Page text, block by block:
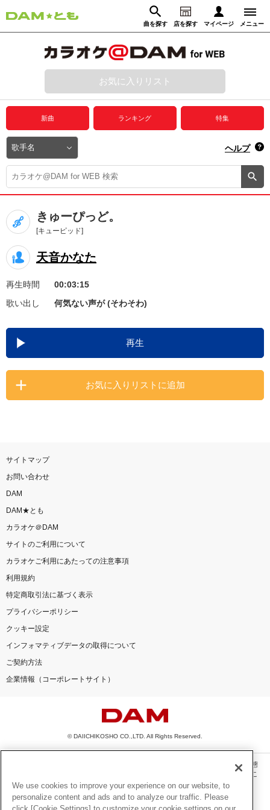
曲を探す 店を探す マイページ メニュー
動画からさがす 録音からさがす
ログイン
プレミアムサービス
DAM★とも動画
DAM★とも録音
カラオケ＠DAM
ユーザー検索
キャンペーン
お知らせ よくあるご質問
DAMの新曲・ランキングなど
カラオケ最新情報をチェック！
お気に入りリスト
新曲 ランキング 特集
ヘルプ
きゅーぴっど。
[キューピッド]
天音かなた
再生時間
00:03:15
歌い出し
何気ない声が (そわそわ)
再生
お気に入りリストに追加
サイトマップ
お問い合わせ
DAM
DAM★とも
カラオケ＠DAM
サイトのご利用について
カラオケご利用にあたっての注意事項
利用規約
特定商取引法に基づく表示
プライバシーポリシー
クッキー設定
インフォマティブデータの取得について
ご契約方法
企業情報（コーポレートサイト）
© DAIICHIKOSHO CO.,LTD. All Rights Reserved.
このサイトに掲載されている一切の文章・画像・写真・動画・音声等を、手段や形態
を問わず、著作権法の定める範囲を超えて無断で複製、転載、ファイル化などするこ
とを禁じます。
楽曲及びコンテンツは、機種によりご利用いただけない場合があります。
We use cookies to improve your experience on our website, to
personalize content and ads and to analyze our traffic. Please